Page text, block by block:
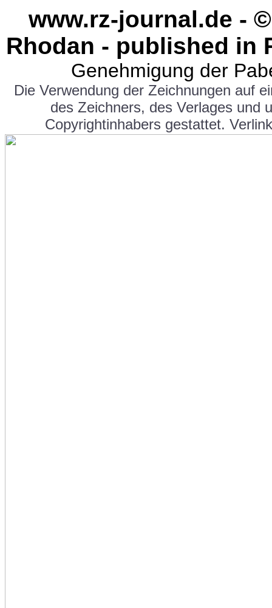
www.rz-journal.de -
Rhodan - published in
Genehmigung der
Die Verwendung der Zeichnungen auf
des Zeichners, des Verlages und
Copyrightinhabers gestattet.